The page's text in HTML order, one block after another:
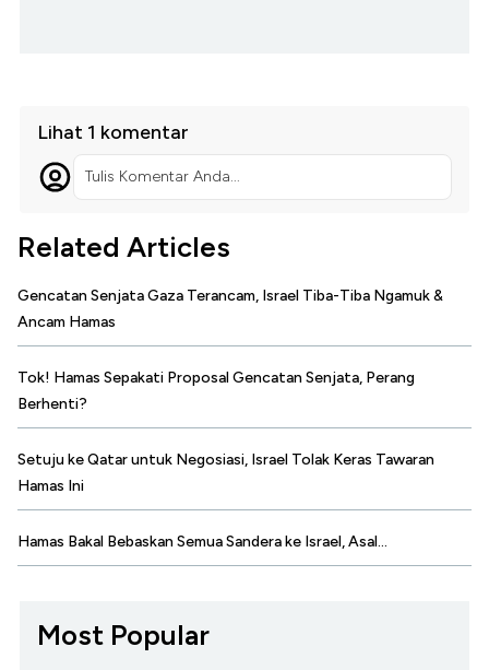
Lihat 1 komentar
Tulis Komentar Anda...
Related Articles
Gencatan Senjata Gaza Terancam, Israel Tiba-Tiba Ngamuk &
Ancam Hamas
Tok! Hamas Sepakati Proposal Gencatan Senjata, Perang
Berhenti?
Setuju ke Qatar untuk Negosiasi, Israel Tolak Keras Tawaran
Hamas Ini
Hamas Bakal Bebaskan Semua Sandera ke Israel, Asal...
Most Popular